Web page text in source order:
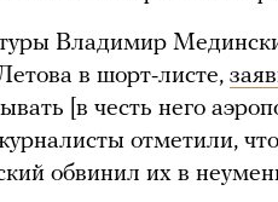
Владимир
в шорт-листе,
[в честь него
отметили,
обвинил их в